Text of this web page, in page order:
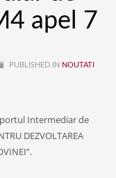
apel 7
PUBLISHED IN NOUTATI
Intermediar de
DEZVOLTAREA